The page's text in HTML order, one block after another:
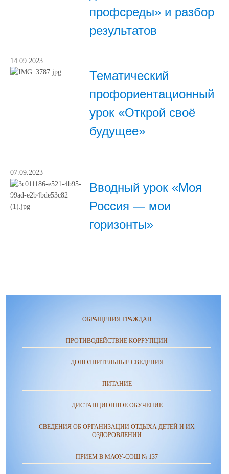
профсреды» и разбор
результатов
14.09.2023
Тематический
профориентационный
урок «Открой своё
будущее»
07.09.2023
Вводный урок «Моя
Россия — мои
горизонты»
ОБРАЩЕНИЯ ГРАЖДАН
ПРОТИВОДЕЙСТВИЕ КОРРУПЦИИ
ДОПОЛНИТЕЛЬНЫЕ СВЕДЕНИЯ
ПИТАНИЕ
ДИСТАНЦИОННОЕ ОБУЧЕНИЕ
СВЕДЕНИЯ ОБ ОРГАНИЗАЦИИ ОТДЫХА ДЕТЕЙ И ИХ
ОЗДОРОВЛЕНИИ
ПРИЕМ В МАОУ-СОШ № 137